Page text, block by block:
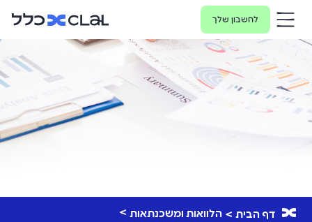
לחשבון שלך
דף הבית
הלוואות ומשכנתאות